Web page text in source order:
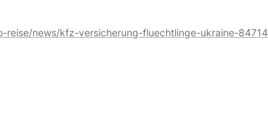
reise/news/kfz-versicherung-fluechtlinge-ukraine-84714